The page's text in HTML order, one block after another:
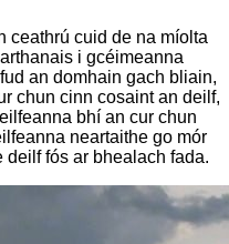
ceathrú cuid de na míolta
i gcéimeanna
an domhain gach bliain,
chun cinn cosaint an deilf,
bhí an cur chun
neartaithe go mór
fós ar bhealach fada.